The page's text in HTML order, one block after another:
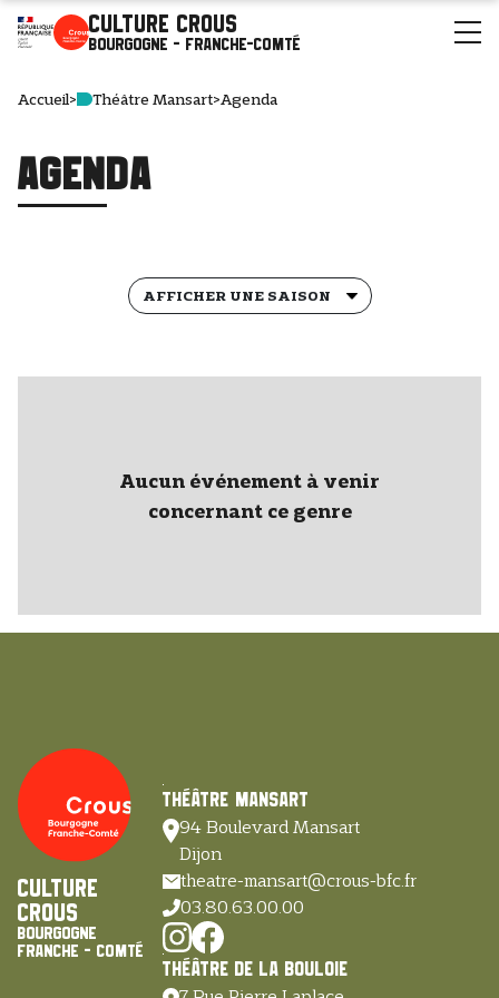
Culture Crous
Bourgogne - Franche-Comté
Accueil> Théâtre Mansart>Agenda
Agenda
Aucun événement à venir
concernant ce genre
Culture
Crous
Bourgogne
Franche - Comté
Théâtre Mansart
94 Boulevard Mansart
Dijon
theatre-mansart@crous-bfc.fr
03.80.63.00.00
Théâtre de la Bouloie